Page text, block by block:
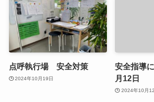
点呼執行場 安全対策
2024年10月19日
安全指導
月12日
2024年10月